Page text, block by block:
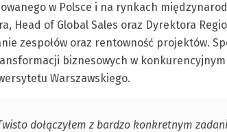
w Polsce i na rynkach
Head of Global Sales oraz Dyrektora
zespołów oraz rentowność projektów.
biznesowych w
Warszawskiego.
dołączyłem z bardzo konkretnym